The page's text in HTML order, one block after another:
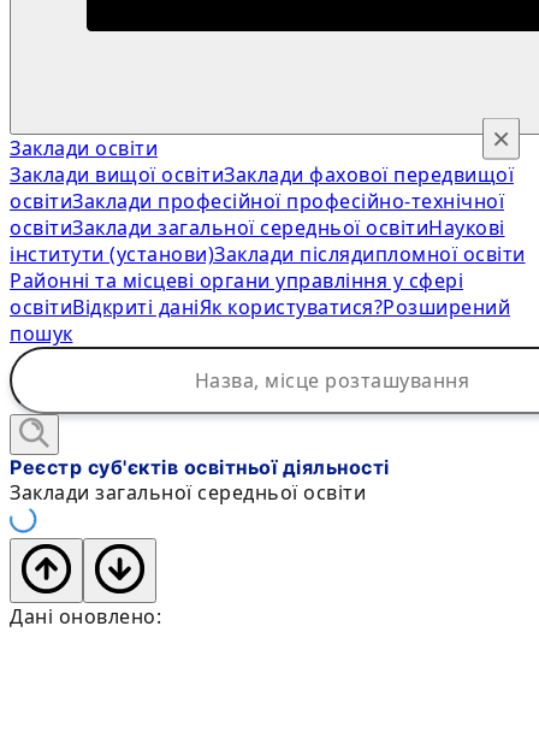
Заклади освіти
Заклади вищої освітиЗаклади фахової передвищої
освітиЗаклади професійної професійно-технічної
освітиЗаклади загальної середньої освітиНаукові
інститути (установи)Заклади післядипломної освіти
Районні та місцеві органи управління у сфері
освітиВідкриті даніЯк користуватися?Розширений
пошук
×
Реєстр суб'єктів освітньої діяльності
Заклади загальної середньої освіти
Дані оновлено: